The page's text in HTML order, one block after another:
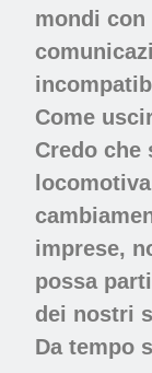
mondi
Come
Credo che
imprese,
possa
dei nostri
Da tempo